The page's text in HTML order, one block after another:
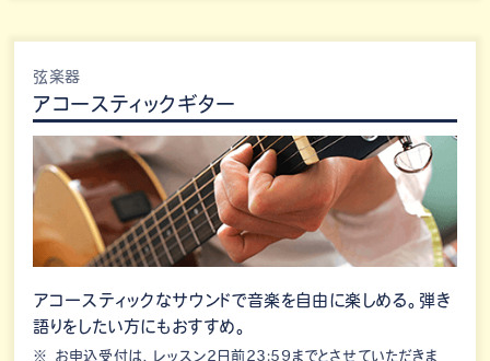
弦楽器
アコースティックギター
アコースティックなサウンドで音楽を自由に楽しめる。弾き
語りをしたい方にもおすすめ。
お申込受付は、レッスン2日前23:59までとさせていただきま